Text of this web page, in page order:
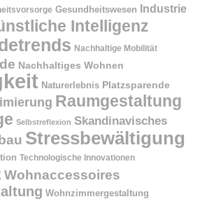
Gesundheitswesen Industrie
Intelligenz
Nachhaltige Mobilität
Nachhaltiges Wohnen
Naturerlebnis Platzsparende
Raumgestaltung
Selbstreflexion Skandinavisches
Stressbewältigung
Technologische Innovationen
Wohnaccessoires
Wohnzimmergestaltung